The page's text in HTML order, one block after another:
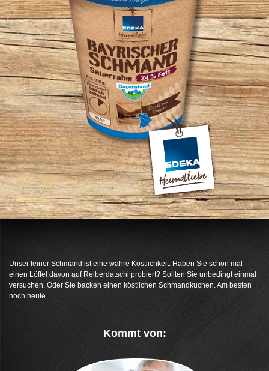
Unser feiner Schmand ist eine wahre Köstlichkeit. Haben Sie schon mal
einen Löffel davon auf Reiberdatschi probiert? Sollten Sie unbedingt einmal
versuchen. Oder Sie backen einen köstlichen Schmandkuchen. Am besten
noch heute.
Kommt von: